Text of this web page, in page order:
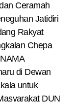
Ceramah
Jatidiri
Rakyat
Chepa
di Dewan
untuk
DUN